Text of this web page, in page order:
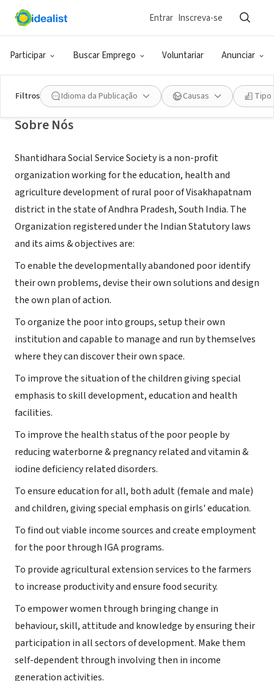
Participar Buscar Emprego Voluntariar Anunciar
Entrar Inscreva-se
Filtros Idioma da Publicação Causas Tipo
ONG (SETOR SOCIAL)
Shantidhara Social Service Society
Sobre Nós
Shantidhara Social Service Society is a non-profit
organization working for the education, health and
agriculture development of rural poor of Visakhapatnam
district in the state of Andhra Pradesh, South India. The
Organization registered under the Indian Statutory laws
and its aims & objectives are:
To enable the developmentally abandoned poor identify
their own problems, devise their own solutions and design
the own plan of action.
To organize the poor into groups, setup their own
institution and capable to manage and run by themselves
where they can discover their own space.
To improve the situation of the children giving special
emphasis to skill development, education and health
facilities.
To improve the health status of the poor people by
reducing waterborne & pregnancy related and vitamin &
iodine deficiency related disorders.
To ensure education for all, both adult (female and male)
and children, giving special emphasis on girls' education.
To find out viable income sources and create employment
for the poor through IGA programs.
To provide agricultural extension services to the farmers
to increase productivity and ensure food security.
To empower women through bringing change in
behaviour, skill, attitude and knowledge by ensuring their
participation in all sectors of development. Make them
self-dependent through involving then in income
generation activities.